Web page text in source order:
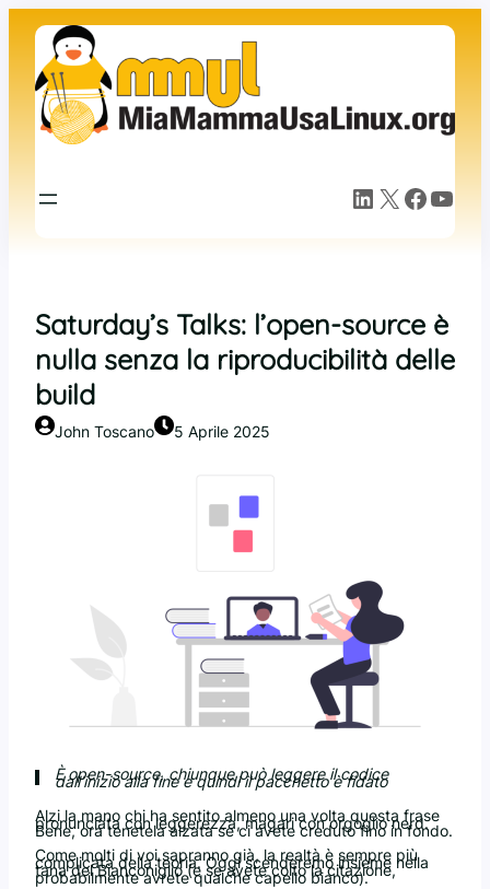
contenuto
LinkedIn X Facebook YouTube
Saturday’s Talks: l’open-source è
nulla senza la riproducibilità delle
build
John Toscano 5 Aprile 2025
È open-source, chiunque può leggere il codice
dall’inizio alla fine e quindi il pacchetto è fidato
Alzi la mano chi ha sentito almeno una volta questa frase
pronunciata con leggerezza, magari con orgoglio nerd.
Bene, ora tenetela alzata se ci avete creduto fino in fondo.
Come molti di voi sapranno già, la realtà è sempre più
complicata della teoria. Oggi scenderemo insieme nella
tana del Bianconiglio (e se avete colto la citazione,
probabilmente avrete qualche capello bianco).